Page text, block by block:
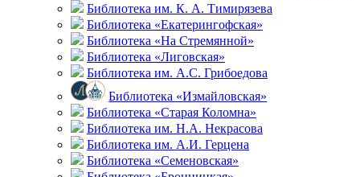
Библиотека им. К. А. Тимирязева
Библиотека «Екатерингофская»
Библиотека «На Стремянной»
Библиотека «Лиговская»
Библиотека им. А.С. Грибоедова
Библиотека «Измайловская»
Библиотека «Старая Коломна»
Библиотека им. Н.А. Некрасова
Библиотека им. А.И. Герцена
Библиотека «Семеновская»